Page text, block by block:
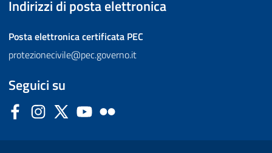
Indirizzi di posta elettronica
Posta elettronica certificata PEC
protezionecivile@pec.governo.it
Seguici su
FacebookInstagram
Twitter YouTube